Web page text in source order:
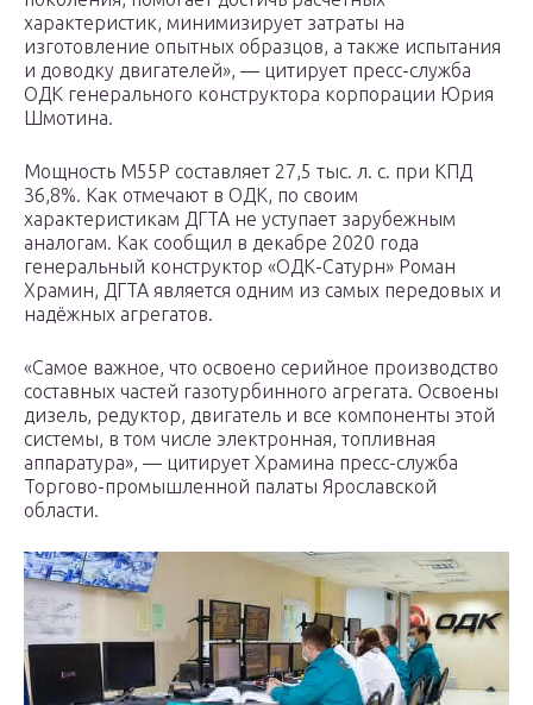
характеристик, минимизирует затраты на
изготовление опытных образцов, а также испытания
и доводку двигателей», — цитирует пресс-служба
ОДК генерального конструктора корпорации Юрия
Шмотина.
Мощность М55Р составляет 27,5 тыс. л. с. при КПД
36,8%. Как отмечают в ОДК, по своим
характеристикам ДГТА не уступает зарубежным
аналогам. Как сообщил в декабре 2020 года
генеральный конструктор «ОДК-Сатурн» Роман
Храмин, ДГТА является одним из самых передовых и
надёжных агрегатов.
«Самое важное, что освоено серийное производство
составных частей газотурбинного агрегата. Освоены
дизель, редуктор, двигатель и все компоненты этой
системы, в том числе электронная, топливная
аппаратура», — цитирует Храмина пресс-служба
Торгово-промышленной палаты Ярославской
области.